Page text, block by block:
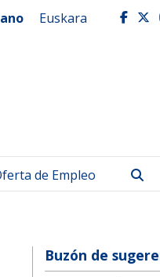
Euskara
de Empleo
Buzón de